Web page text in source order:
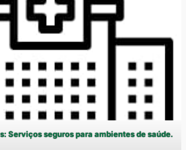
Serviços seguros para ambientes de saúde.